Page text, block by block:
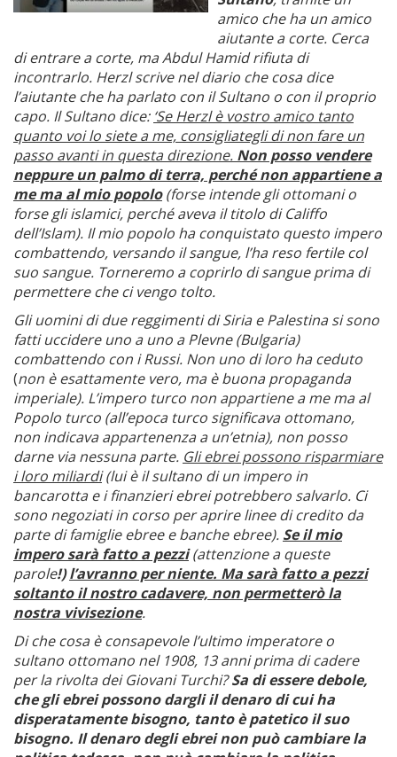
amico che ha un amico
aiutante a corte. Cerca
di entrare a corte, ma Abdul Hamid rifiuta di
incontrarlo. Herzl scrive nel diario che cosa dice
l’aiutante che ha parlato con il Sultano o con il proprio
capo. Il Sultano dice: ‘Se Herzl è vostro amico tanto
quanto voi lo siete a me, consigliategli di non fare un
passo avanti in questa direzione. Non posso vendere
neppure un palmo di terra, perché non appartiene a
me ma al mio popolo (forse intende gli ottomani o
forse gli islamici, perché aveva il titolo di Califfo
dell’Islam). Il mio popolo ha conquistato questo impero
combattendo, versando il sangue, l’ha reso fertile col
suo sangue. Torneremo a coprirlo di sangue prima di
permettere che ci vengo tolto.
Gli uomini di due reggimenti di Siria e Palestina si sono
fatti uccidere uno a uno a Plevne (Bulgaria)
combattendo con i Russi. Non uno di loro ha ceduto
(non è esattamente vero, ma è buona propaganda
imperiale). L’impero turco non appartiene a me ma al
Popolo turco (all’epoca turco significava ottomano,
non indicava appartenenza a un’etnia), non posso
darne via nessuna parte. Gli ebrei possono risparmiare
i loro miliardi(lui è il sultano di un impero in
bancarotta e i finanzieri ebrei potrebbero salvarlo. Ci
sono negoziati in corso per aprire linee di credito da
parte di famiglie ebree e banche ebree). Se il mio
impero sarà fatto a pezzi(attenzione a queste
parole!)l’avranno per niente. Ma sarà fatto a pezzi
soltanto il nostro cadavere, non permetterò la
nostra vivisezione.
Di che cosa è consapevole l’ultimo imperatore o
sultano ottomano nel 1908, 13 anni prima di cadere
per la rivolta dei Giovani Turchi?Sa di essere debole,
che gli ebrei possono dargli il denaro di cui ha
disperatamente bisogno, tanto è patetico il suo
bisogno. Il denaro degli ebrei non può cambiare la